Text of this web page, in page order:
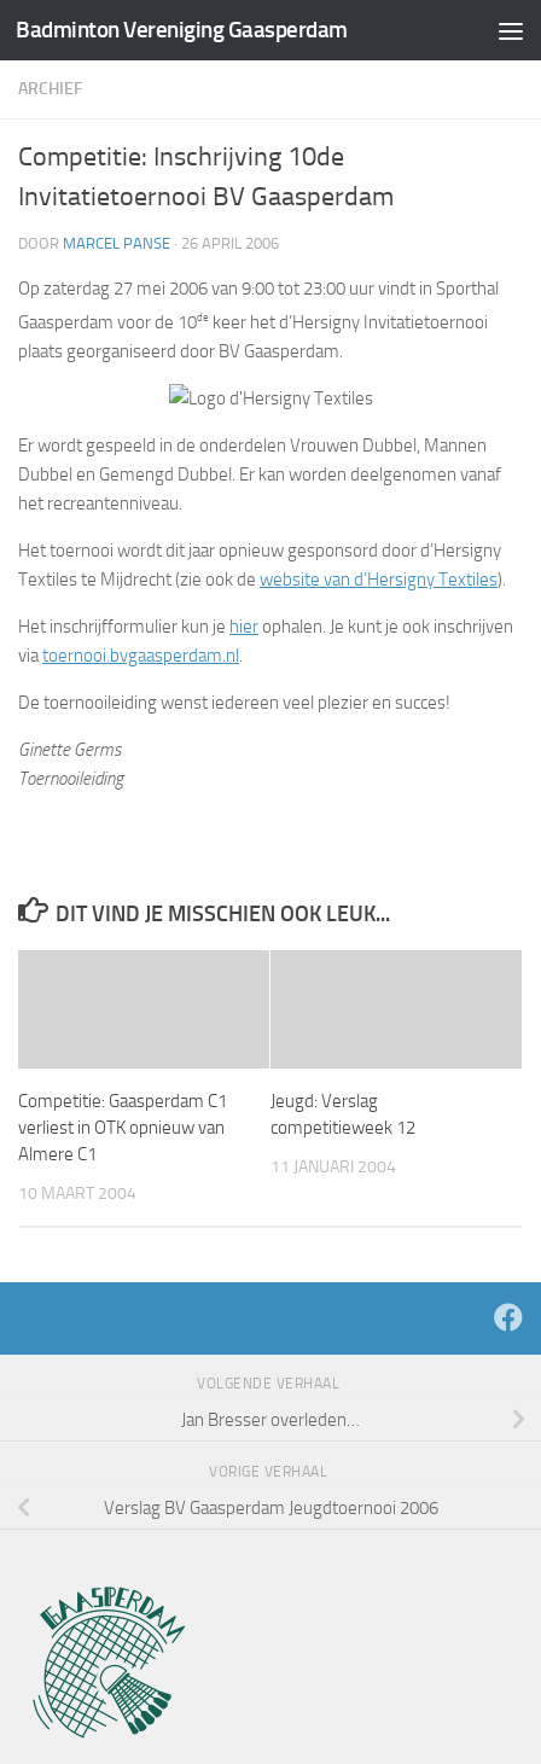
Doorgaan naar inhoud
Badminton Vereniging Gaasperdam
ARCHIEF
Competitie: Inschrijving 10de
Invitatietoernooi BV Gaasperdam
DOOR MARCEL PANSE · 26 APRIL 2006
Op zaterdag 27 mei 2006 van 9:00 tot 23:00 uur vindt in Sporthal
Gaasperdam voor de 10de keer het d’Hersigny Invitatietoernooi
plaats georganiseerd door BV Gaasperdam.
Er wordt gespeeld in de onderdelen Vrouwen Dubbel, Mannen
Dubbel en Gemengd Dubbel. Er kan worden deelgenomen vanaf
het recreantenniveau.
Het toernooi wordt dit jaar opnieuw gesponsord door d’Hersigny
Textiles te Mijdrecht (zie ook de website van d’Hersigny Textiles).
Het inschrijfformulier kun je hierophalen. Je kunt je ook inschrijven
viatoernooi.bvgaasperdam.nl.
De toernooileiding wenst iedereen veel plezier en succes!
Ginette Germs
Toernooileiding
DIT VIND JE MISSCHIEN OOK LEUK...
Competitie: Gaasperdam C1
verliest in OTK opnieuw van
Almere C1
10 MAART 2004
Jeugd: Verslag
competitieweek 12
11 JANUARI 2004
VOLGENDE VERHAAL
Jan Bresser overleden…
VORIGE VERHAAL
Verslag BV Gaasperdam Jeugdtoernooi 2006